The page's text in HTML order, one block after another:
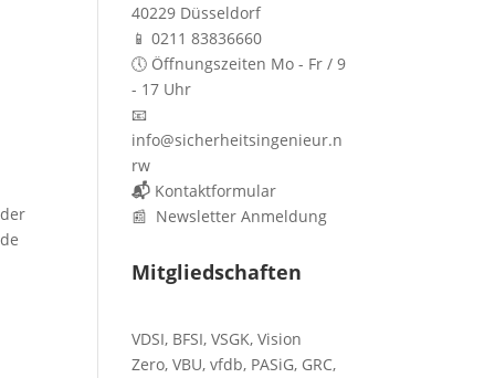
40229 Düsseldorf
📱 0211 83836660
🕔 Öffnungszeiten Mo - Fr / 9
- 17 Uhr
📧
info@sicherheitsingenieur.n
rw
📬 Kontaktformular
📰 Newsletter Anmeldung
Mitgliedschaften
VDSI, BFSI,VSGK,Vision
Zero,VBU,vfdb, PASiG, GRC,